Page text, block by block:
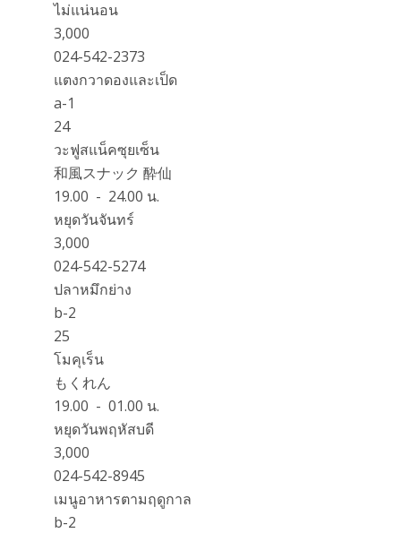
ไม่แน่นอน
3,000
024-542-2373
แตงกวาดองและเป็ด
a-1
24
วะฟูสแน็คซุยเซ็น
和風スナック 酔仙
19.00 - 24.00 น.
หยุดวันจันทร์
3,000
024-542-5274
ปลาหมึกย่าง
b-2
25
โมคุเร็น
もくれん
19.00 - 01.00 น.
หยุดวันพฤหัสบดี
3,000
024-542-8945
เมนูอาหารตามฤดูกาล
b-2